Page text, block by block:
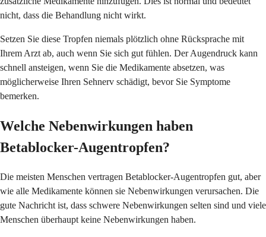
nicht, dass die Behandlung nicht wirkt.
Setzen Sie diese Tropfen niemals plötzlich ohne Rücksprache mit
Ihrem Arzt ab, auch wenn Sie sich gut fühlen. Der Augendruck kann
schnell ansteigen, wenn Sie die Medikamente absetzen, was
möglicherweise Ihren Sehnerv schädigt, bevor Sie Symptome
bemerken.
Welche Nebenwirkungen haben
Betablocker-Augentropfen?
Die meisten Menschen vertragen Betablocker-Augentropfen gut, aber
wie alle Medikamente können sie Nebenwirkungen verursachen. Die
gute Nachricht ist, dass schwere Nebenwirkungen selten sind und viele
Menschen überhaupt keine Nebenwirkungen haben.